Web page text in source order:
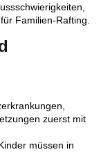
Familien-Rafting.
zuerst mit
müssen in